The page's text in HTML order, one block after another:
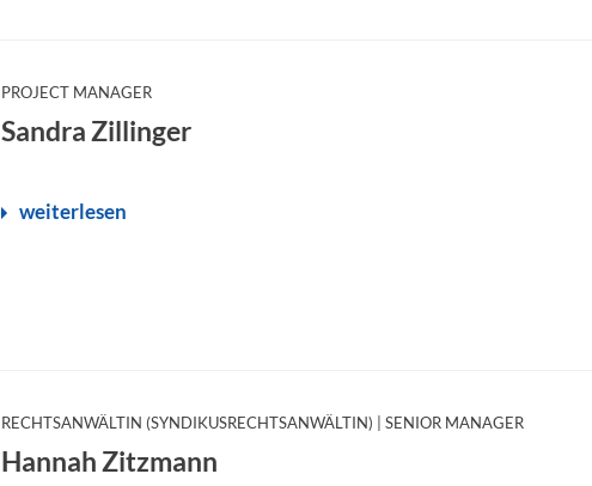
PROJECT MANAGER:
Sandra Zillinger
weiterlesen
RECHTSANWÄLTIN (SYNDIKUSRECHTSANWÄLTIN) | SENIOR MANAGER:
Hannah Zitzmann